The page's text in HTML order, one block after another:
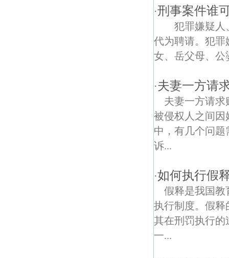
·刑事案件谁
犯罪嫌疑人
代为聘请。犯罪
女、岳父母、公
·夫妻一方请
夫妻一方请
被侵权人之间因
中，有几个问
诉...
·如何执行假
假释是我国教
执行制度。假释
其在刑罚执行的
一...